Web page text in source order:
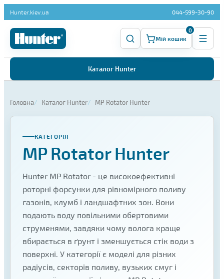
Hunter.kiev.ua 044-599-30-90
Мій кошик
0
Каталог Hunter
Головна Каталог Hunter MP Rotator Hunter
КАТЕГОРІЯ
MP Rotator Hunter
Hunter MP Rotator - це високоефективні
роторні форсунки для рівномірного поливу
газонів, клумб і ландшафтних зон. Вони
подають воду повільними обертовими
струменями, завдяки чому волога краще
вбирається в ґрунт і зменшується стік води з
поверхні. У категорії є моделі для різних
радіусів, секторів поливу, вузьких смуг і